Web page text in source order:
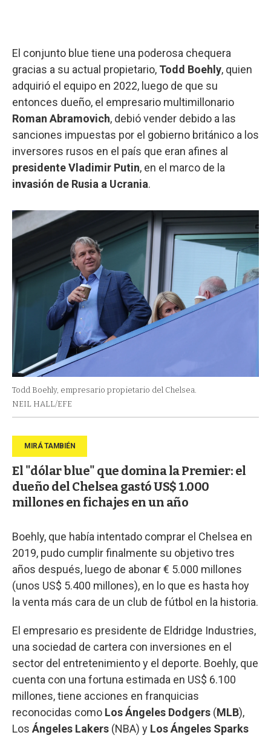
El conjunto blue tiene una poderosa chequera
gracias a su actual propietario, Todd Boehly, quien
adquirió el equipo en 2022, luego de que su
entonces dueño, el empresario multimillonario
Roman Abramovich, debió vender debido a las
sanciones impuestas por el gobierno británico a los
inversores rusos en el país que eran afines al
presidente Vladimir Putin, en el marco de la
invasión de Rusia a Ucrania.
Todd Boehly, empresario propietario del Chelsea.
NEIL HALL/EFE
El "dólar blue" que domina la Premier: el
dueño del Chelsea gastó US$ 1.000
millones en fichajes en un año
Boehly, que había intentado comprar el Chelsea en
2019, pudo cumplir finalmente su objetivo tres
años después, luego de abonar € 5.000 millones
(unos US$ 5.400 millones), en lo que es hasta hoy
la venta más cara de un club de fútbol en la historia.
El empresario es presidente de Eldridge Industries,
una sociedad de cartera con inversiones en el
sector del entretenimiento y el deporte. Boehly, que
cuenta con una fortuna estimada en US$ 6.100
millones, tiene acciones en franquicias
reconocidas como Los Ángeles Dodgers (MLB),
Los Ángeles Lakers (NBA) y Los Ángeles Sparks